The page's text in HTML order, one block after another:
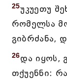
25უკუეთუ
რომელსა
გიბრძანა,
26და იყოს,
თქუენნი: